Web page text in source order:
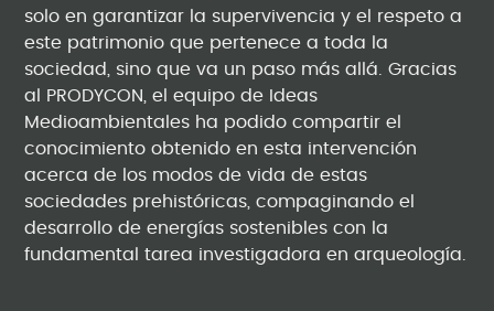
solo en garantizar la supervivencia y el respeto a
este patrimonio que pertenece a toda la
sociedad, sino que va un paso más allá. Gracias
al PRODYCON, el equipo de Ideas
Medioambientales ha podido compartir el
conocimiento obtenido en esta intervención
acerca de los modos de vida de estas
sociedades prehistóricas, compaginando el
desarrollo de energías sostenibles con la
fundamental tarea investigadora en arqueología.